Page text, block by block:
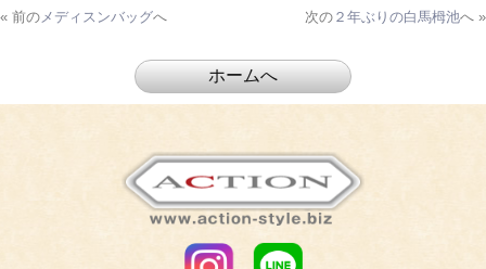
« 前のメディスンバッグへ 次の ２年ぶりの白馬栂池へ »